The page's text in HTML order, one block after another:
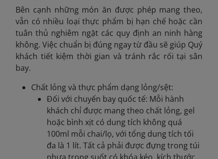
Bên cạnh những món ăn được phép mang theo,
vẫn có nhiều loại thực phẩm bị hạn chế hoặc cần
tuân thủ nghiêm ngặt các quy định an ninh hàng
không. Việc chuẩn bị đúng ngay từ đầu sẽ giúp Quý
khách tiết kiệm thời gian và tránh rắc rối tại sân
bay.
Chất lỏng và thực phẩm dạng lỏng/sệt:
Đối với chuyến bay quốc tế: Mỗi hành
khách chỉ được mang theo chất lỏng, gel
hoặc bình xịt có dung tích không quá
100ml mỗi chai/lọ, với tổng dung tích tối
đa là 1 lít. Tất cả phải được đựng trong túi